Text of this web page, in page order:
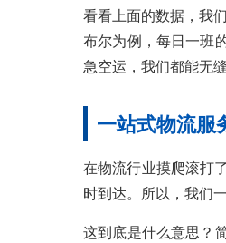
看看上面的数据，我
布尔为例，每日一班
急空运，我们都能无缝
一站式物流服
在物流行业摸爬滚打
时到达。所以，我们
这到底是什么意思？